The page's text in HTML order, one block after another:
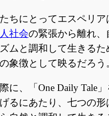
ちにとってエスペリア
社会の緊張から離れ、
ムと調和して生きるた
象徴として映るだろう
に、「One Daily Tale」
げるにあたり、七つの形